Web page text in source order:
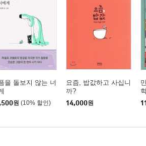
을 돌보지 않는 너
원 (10% 할인)
요즘, 밥값하고 사십니
까?
14,000원